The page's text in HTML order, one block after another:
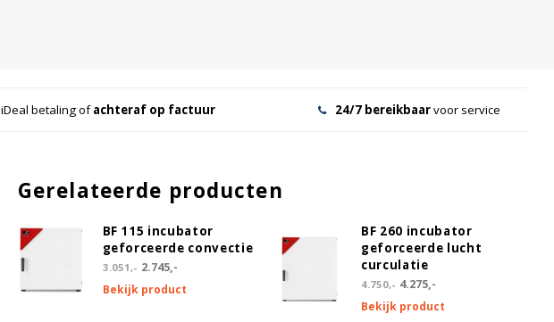
iDeal betaling ofachteraf op factuur 24/7 bereikbaarvoor service
Gerelateerde producten
BF 115 incubator
geforceerde convectie
3.051,- 2.745,-
Bekijk product
BF 260 incubator
geforceerde lucht
curculatie
4.750,- 4.275,-
Bekijk product